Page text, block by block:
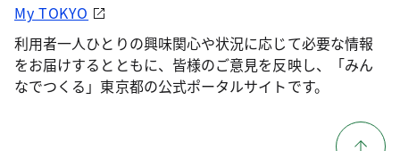
My TOKYO
利用者一人ひとりの興味関心や状況に応じて必要な情報
をお届けするとともに、皆様のご意見を反映し、「みん
なでつくる」東京都の公式ポータルサイトです。